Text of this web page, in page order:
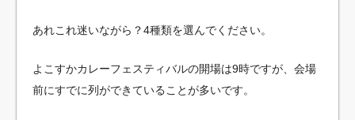
あれこれ迷いながら？4種類を選んでください。
よこすかカレーフェスティバルの開場は9時ですが、会場
前にすでに列ができていることが多いです。